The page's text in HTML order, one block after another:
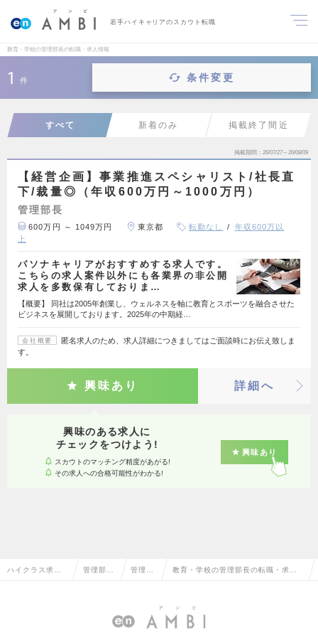
若手ハイキャリアのスカウト転職
教育・学校の管理部長の転職・求人情報
1 件 条件変更
すべて 新着のみ 掲載終了間近
掲載期間 26/07/27～26/08/09
【経営企画】事業推進スペシャリスト/社長直
下/裁量◎（年収600万円～1000万円）
管理部長
600万円 ～ 1049万円 東京都 転勤なし
年収600万以
上
パソナキャリアがおすすめする求人です。
こちらの求人案件以外にも各業界の非公開
求人を多数保有しておりま…
【概要】 同社は2005年創業し、ウェルネスを軸に教育とスポーツを融合させた
ビジネスを展開しております。2025年の中期経…
会社概要
匿名求人のため、求人詳細につきましてはご面談時にお伝え致しま
す。
興味あり 詳細へ
興味のある求人に
チェックをつけよう!
スカウトのマッチング精度があがる!
その求人への合格可能性がわかる!
興味あり
ハイクラス求人T 管理部門 管理部 教育・学校の管理部長の転職・求人